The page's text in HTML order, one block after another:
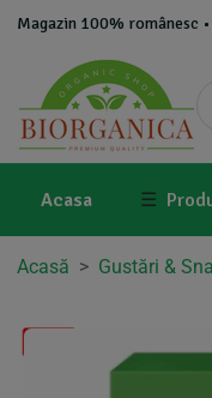
Magazin 100% românesc
Acasa ☰
Acasă > Gustări &